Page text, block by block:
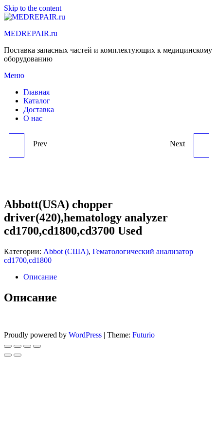
Skip to the content
MEDREPAIR.ru
Поставка запасных частей и комплектующих к медицинскому
оборудованию
Меню
Главная
Каталог
Доставка
О нас
ABBOTT(USA) CHOPPER
CD1700,CD1800,CD3700
Prev ABBOTT(USA) PCB ASSY
CD1700,CD1800,CD3700
Next
Abbott(USA) chopper
driver(420),hematology analyzer
cd1700,cd1800,cd3700 Used
Категории: Abbot (США), Гематологический анализатор
cd1700,cd1800
Описание
Описание
Proudly powered by WordPress | Theme: Futurio